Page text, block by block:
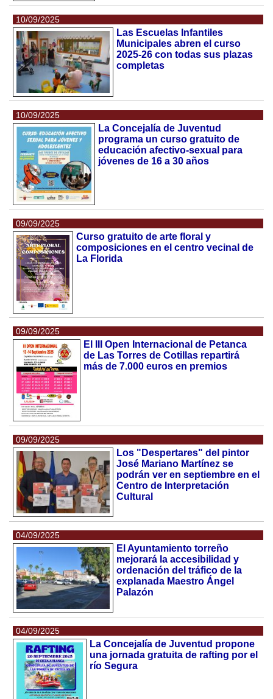
10/09/2025
Las Escuelas Infantiles
Municipales abren el curso
2025-26 con todas sus plazas
completas
10/09/2025
La Concejalía de Juventud
programa un curso gratuito de
educación afectivo-sexual para
jóvenes de 16 a 30 años
09/09/2025
Curso gratuito de arte floral y
composiciones en el centro vecinal de
La Florida
09/09/2025
El III Open Internacional de Petanca
de Las Torres de Cotillas repartirá
más de 7.000 euros en premios
09/09/2025
Los "Despertares" del pintor
José Mariano Martínez se
podrán ver en septiembre en el
Centro de Interpretación
Cultural
04/09/2025
El Ayuntamiento torreño
mejorará la accesibilidad y
ordenación del tráfico de la
explanada Maestro Ángel
Palazón
04/09/2025
La Concejalía de Juventud propone
una jornada gratuita de rafting por el
río Segura